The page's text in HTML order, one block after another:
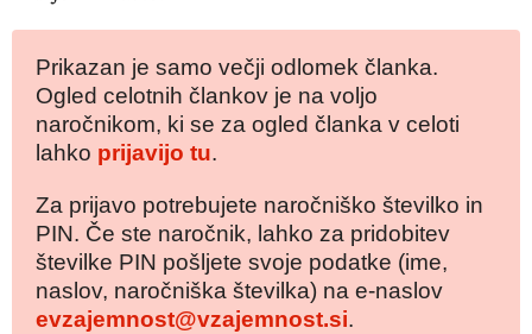
Prikazan je samo večji odlomek članka.
Ogled celotnih člankov je na voljo
naročnikom, ki se za ogled članka v celoti
lahko prijavijo tu.
Za prijavo potrebujete naročniško številko in
PIN. Če ste naročnik, lahko za pridobitev
številke PIN pošljete svoje podatke (ime,
naslov, naročniška številka) na e-naslov
evzajemnost@vzajemnost.si.